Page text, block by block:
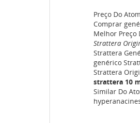
Preço Do
Comprar
Melhor Preço
Strattera
Strattera
genérico
Strattera
strattera 10
Similar Do